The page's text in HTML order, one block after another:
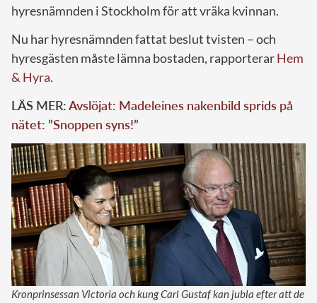
hyresnämnden i Stockholm för att vräka kvinnan.
Nu har hyresnämnden fattat beslut tvisten – och
hyresgästen måste lämna bostaden, rapporterarHem
& Hyra.
LÄS MER:Avslöjat: Madeleines nakenbild sprids på
nätet: ”Snoppen syns!”
Kronprinsessan Victoria och kung Carl Gustaf kan jubla efter att de